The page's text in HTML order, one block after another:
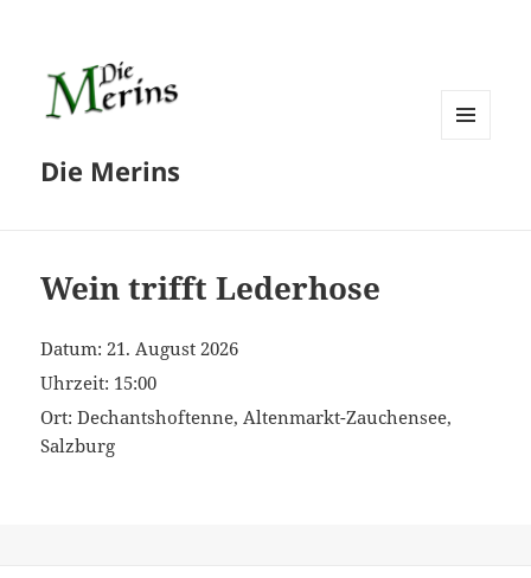
Die Merins
Wein trifft Lederhose
Datum:21. August 2026
Uhrzeit: 15:00
Ort:Dechantshoftenne, Altenmarkt-Zauchensee,
Salzburg